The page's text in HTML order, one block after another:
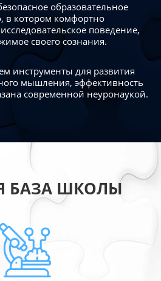
образовательное
в котором комфортно
поведение,
своего сознания.
инструменты для развития
мышления, эффективность
современной неуронаукой.
БАЗА ШКОЛЫ